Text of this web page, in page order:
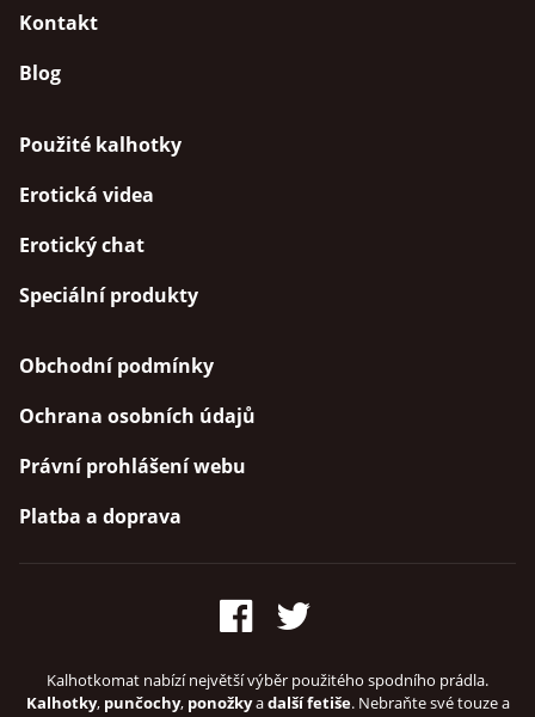
Kontakt
Blog
Použité kalhotky
Erotická videa
Erotický chat
Speciální produkty
Obchodní podmínky
Ochrana osobních údajů
Právní prohlášení webu
Platba a doprava
Kalhotkomat nabízí největší výběr použitého spodního prádla.
Kalhotky, punčochy, ponožkyadalší fetiše. Nebraňte své touze a